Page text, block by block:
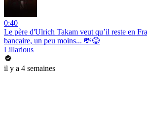
0:40
Le père d'Ulrich Takam veut qu’il reste en
bancaire, un peu moins... 💸😂
Lillarious
il y a 4 semaines